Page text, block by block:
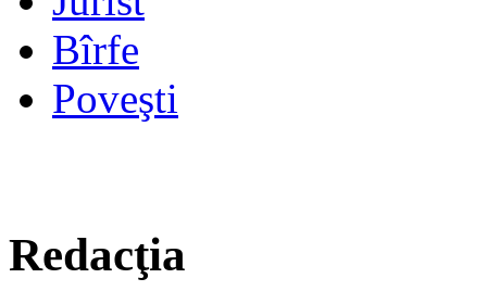
Bîrfe
Poveşti
Redacţia